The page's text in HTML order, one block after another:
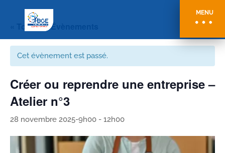
MENU
« Tous les Évènements
Cet évènement est passé.
Créer ou reprendre une entreprise –
Atelier n°3
28 novembre 2025-9h00 - 12h00